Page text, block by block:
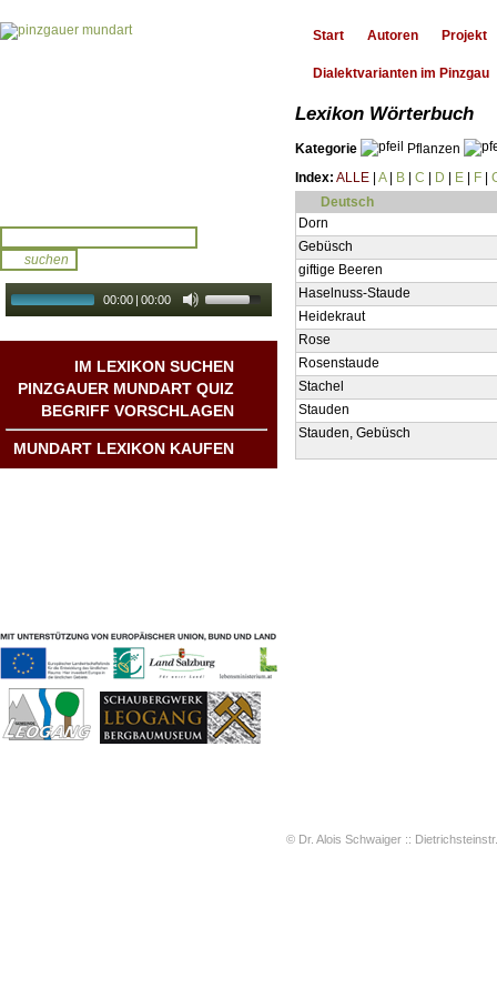
00:00 | 00:00
IM LEXIKON SUCHEN
PINZGAUER MUNDART QUIZ
BEGRIFF VORSCHLAGEN
MUNDART LEXIKON KAUFEN
Start Autoren Projekt
Dialektvarianten im Pinzgau
Lexikon Wörterbuch
Kategorie
Pflanzen
Index: ALLE A| B C D E F
Deutsch
Dorn
Gebüsch
giftige Beeren
Haselnuss-Staude
Heidekraut
Rose
Rosenstaude
Stachel
Stauden
Stauden, Gebüsch
© Dr. Alois Schwaiger ::